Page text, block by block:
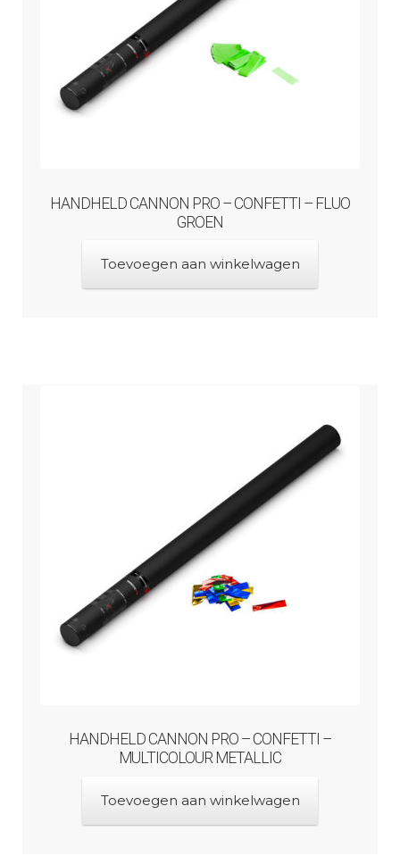
HANDHELD CANNON PRO – CONFETTI – FLUO
GROEN
Toevoegen aan winkelwagen
HANDHELD CANNON PRO – CONFETTI –
MULTICOLOUR METALLIC
Toevoegen aan winkelwagen